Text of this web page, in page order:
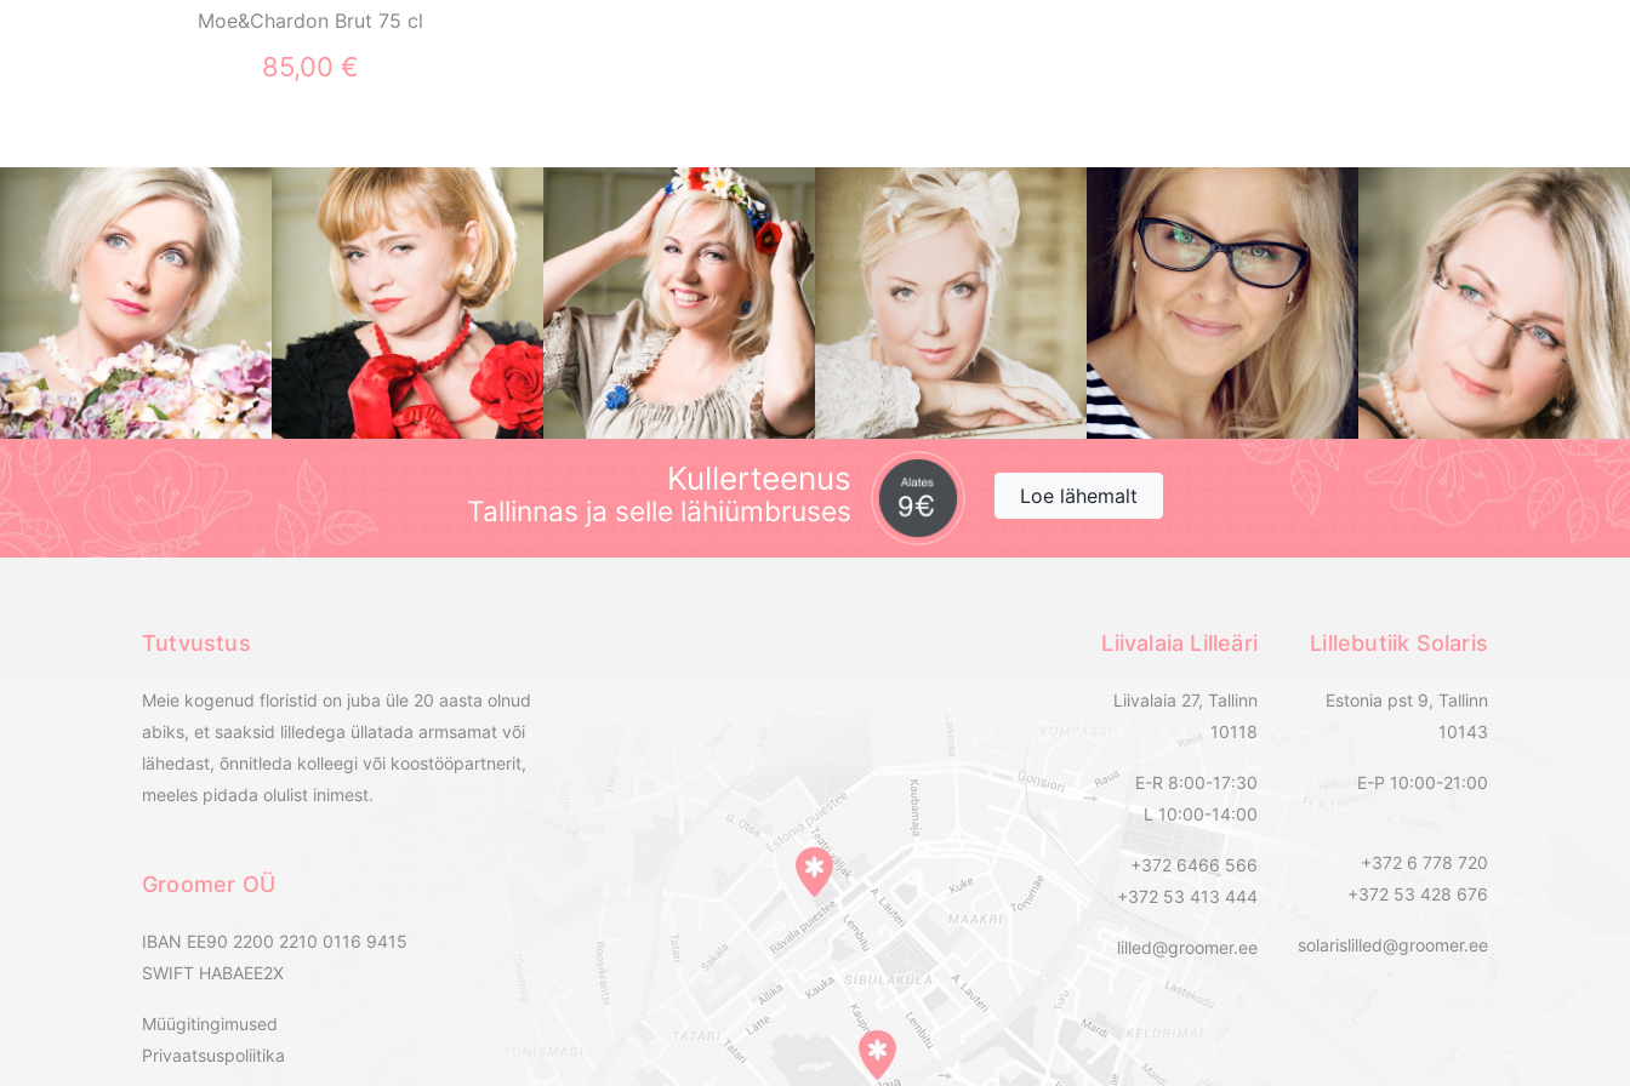
Moe&Chardon Brut 75 cl
85,00 €
Kullerteenus
Tallinnas ja selle lähiümbruses Loe lähemalt
Tutvustus
Meie kogenud floristid on juba üle 20 aasta olnud
abiks, et saaksid lilledega üllatada armsamat või
lähedast, õnnitleda kolleegi või koostööpartnerit,
meeles pidada olulist inimest.
Groomer OÜ
IBAN EE90 2200 2210 0116 9415
SWIFT HABAEE2X
Müügitingimused
Privaatsuspoliitika
Liivalaia Lilleäri
Liivalaia 27, Tallinn
10118
E-R 8:00-17:30
L 10:00-14:00
+372 6466 566
+372 53 413 444
lilled@groomer.ee
Lillebutiik Solaris
Estonia pst 9, Tallinn
10143
E-P 10:00-21:00
+372 6 778 720
+372 53 428 676
solarislilled@groomer.ee